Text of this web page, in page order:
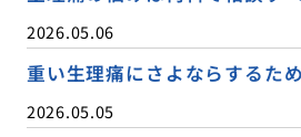
2026.05.06
重い生理痛にさよならするた
2026.05.05